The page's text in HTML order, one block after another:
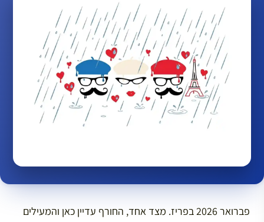
פברואר 2026 בפריז. מצד אחד, החורף עדיין כאן והמעילים